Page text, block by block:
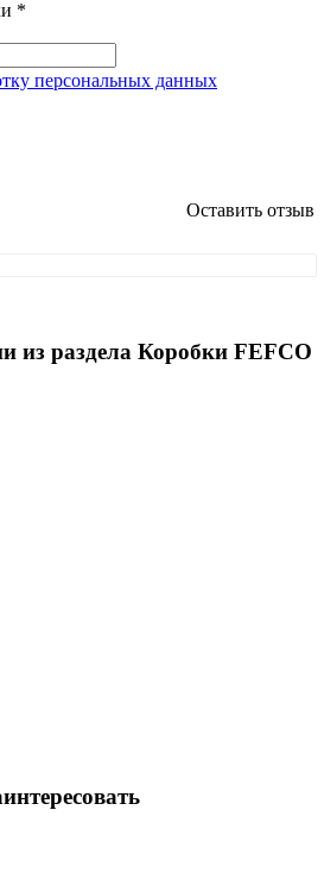
*
персональных данных
Оставить отзыв
из раздела Коробки FEFCO